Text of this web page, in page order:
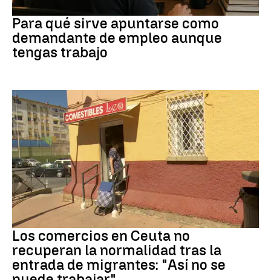
Empleo
Para qué sirve apuntarse como
demandante de empleo aunque
tengas trabajo
Crisis migrantes
Los comercios en Ceuta no
recuperan la normalidad tras la
entrada de migrantes: "Así no se